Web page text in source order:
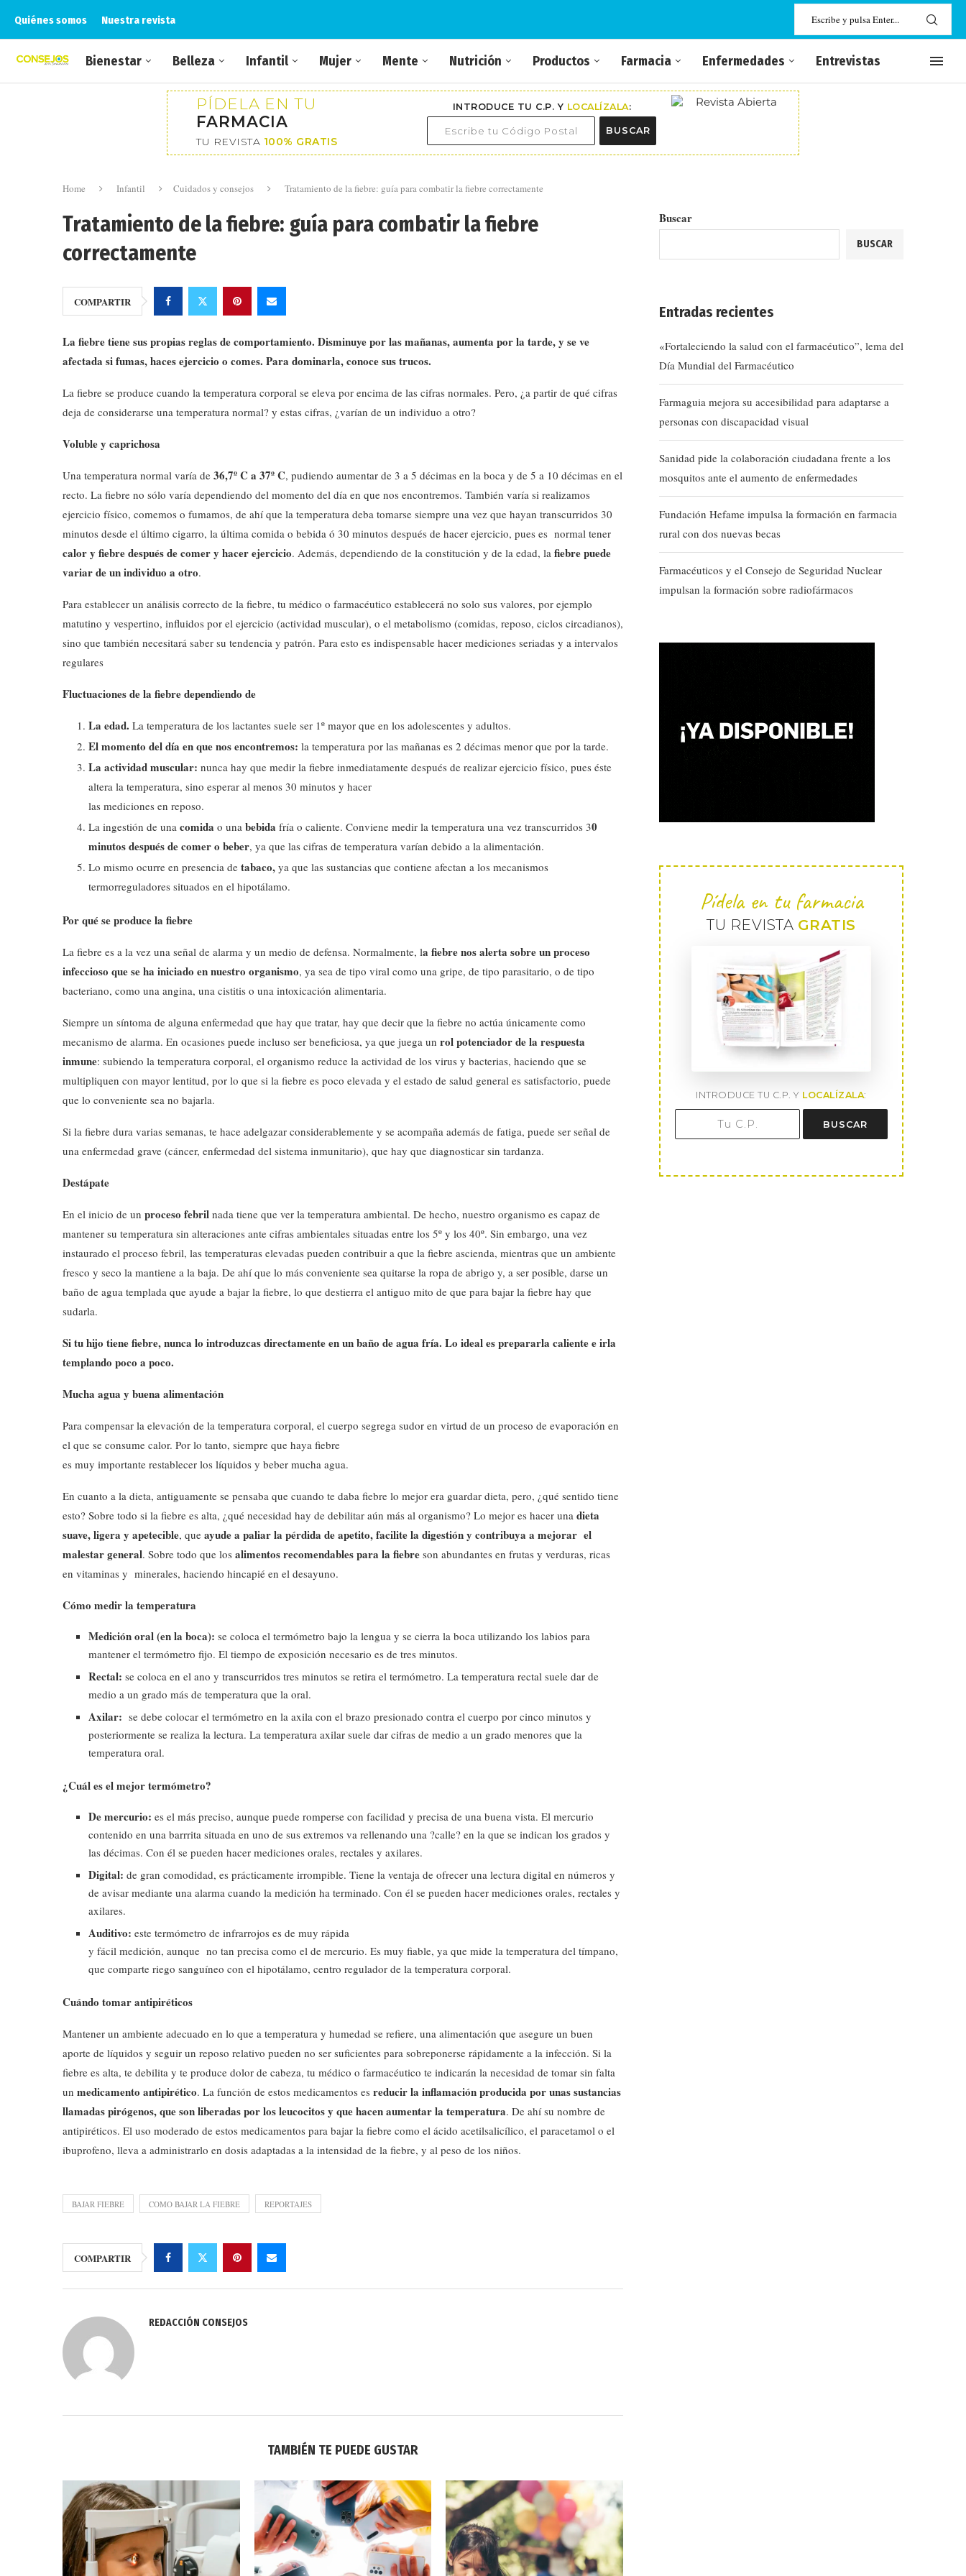
Quiénes somos Nuestra revista
Bienestar Belleza Infantil Mujer Mente Nutrición Productos Farmacia Enfermedades Entrevistas
PÍDELA EN TU
FARMACIA
TU REVISTA 100% GRATIS
INTRODUCE TU C.P. Y LOCALÍZALA:
BUSCAR
Home Infantil Cuidados y consejos Tratamiento de la fiebre: guía para combatir la fiebre correctamente
Tratamiento de la fiebre: guía para combatir la fiebre
correctamente
COMPARTIR
La fiebre tiene sus propias reglas de comportamiento. Disminuye por las mañanas, aumenta por la tarde, y se ve
afectada si fumas, haces ejercicio o comes. Para dominarla, conoce sus trucos.
La fiebre se produce cuando la temperatura corporal se eleva por encima de las cifras normales. Pero, ¿a partir de qué cifras
deja de considerarse una temperatura normal? y estas cifras, ¿varían de un individuo a otro?
Voluble y caprichosa
Una temperatura normal varía de 36,7º C a 37º C, pudiendo aumentar de 3 a 5 décimas en la boca y de 5 a 10 décimas en el
recto. La fiebre no sólo varía dependiendo del momento del día en que nos encontremos. También varía si realizamos
ejercicio físico, comemos o fumamos, de ahí que la temperatura deba tomarse siempre una vez que hayan transcurridos 30
minutos desde el último cigarro, la última comida o bebida ó 30 minutos después de hacer ejercicio, pues es normal tener
calor y fiebre después de comer y hacer ejercicio. Además, dependiendo de la constitución y de la edad, la fiebre puede
variar de un individuo a otro.
Para establecer un análisis correcto de la fiebre, tu médico o farmacéutico establecerá no solo sus valores, por ejemplo
matutino y vespertino, influidos por el ejercicio (actividad muscular), o el metabolismo (comidas, reposo, ciclos circadianos),
sino que también necesitará saber su tendencia y patrón. Para esto es indispensable hacer mediciones seriadas y a intervalos
regulares
Fluctuaciones de la fiebre dependiendo de
La edad. La temperatura de los lactantes suele ser 1º mayor que en los adolescentes y adultos.
El momento del día en que nos encontremos: la temperatura por las mañanas es 2 décimas menor que por la tarde.
La actividad muscular: nunca hay que medir la fiebre inmediatamente después de realizar ejercicio físico, pues éste
altera la temperatura, sino esperar al menos 30 minutos y hacer
las mediciones en reposo.
La ingestión de una comida o una bebida fría o caliente. Conviene medir la temperatura una vez transcurridos 30
minutos después de comer o beber, ya que las cifras de temperatura varían debido a la alimentación.
Lo mismo ocurre en presencia de tabaco, ya que las sustancias que contiene afectan a los mecanismos
termorreguladores situados en el hipotálamo.
Por qué se produce la fiebre
La fiebre es a la vez una señal de alarma y un medio de defensa. Normalmente, la fiebre nos alerta sobre un proceso
infeccioso que se ha iniciado en nuestro organismo, ya sea de tipo viral como una gripe, de tipo parasitario, o de tipo
bacteriano, como una angina, una cistitis o una intoxicación alimentaria.
Siempre un síntoma de alguna enfermedad que hay que tratar, hay que decir que la fiebre no actúa únicamente como
mecanismo de alarma. En ocasiones puede incluso ser beneficiosa, ya que juega un rol potenciador de la respuesta
inmune: subiendo la temperatura corporal, el organismo reduce la actividad de los virus y bacterias, haciendo que se
multipliquen con mayor lentitud, por lo que si la fiebre es poco elevada y el estado de salud general es satisfactorio, puede
que lo conveniente sea no bajarla.
Si la fiebre dura varias semanas, te hace adelgazar considerablemente y se acompaña además de fatiga, puede ser señal de
una enfermedad grave (cáncer, enfermedad del sistema inmunitario), que hay que diagnosticar sin tardanza.
Destápate
En el inicio de un proceso febril nada tiene que ver la temperatura ambiental. De hecho, nuestro organismo es capaz de
mantener su temperatura sin alteraciones ante cifras ambientales situadas entre los 5º y los 40º. Sin embargo, una vez
instaurado el proceso febril, las temperaturas elevadas pueden contribuir a que la fiebre ascienda, mientras que un ambiente
fresco y seco la mantiene a la baja. De ahí que lo más conveniente sea quitarse la ropa de abrigo y, a ser posible, darse un
baño de agua templada que ayude a bajar la fiebre, lo que destierra el antiguo mito de que para bajar la fiebre hay que
sudarla.
Si tu hijo tiene fiebre, nunca lo introduzcas directamente en un baño de agua fría. Lo ideal es prepararla caliente e irla
templando poco a poco.
Mucha agua y buena alimentación
Para compensar la elevación de la temperatura corporal, el cuerpo segrega sudor en virtud de un proceso de evaporación en
el que se consume calor. Por lo tanto, siempre que haya fiebre
es muy importante restablecer los líquidos y beber mucha agua.
En cuanto a la dieta, antiguamente se pensaba que cuando te daba fiebre lo mejor era guardar dieta, pero, ¿qué sentido tiene
esto? Sobre todo si la fiebre es alta, ¿qué necesidad hay de debilitar aún más al organismo? Lo mejor es hacer una dieta
suave, ligera y apetecible, que ayude a paliar la pérdida de apetito, facilite la digestión y contribuya a mejorar el
malestar general. Sobre todo que los alimentos recomendables para la fiebre son abundantes en frutas y verduras, ricas
en vitaminas y minerales, haciendo hincapié en el desayuno.
Cómo medir la temperatura
Medición oral (en la boca): se coloca el termómetro bajo la lengua y se cierra la boca utilizando los labios para
mantener el termómetro fijo. El tiempo de exposición necesario es de tres minutos.
Rectal: se coloca en el ano y transcurridos tres minutos se retira el termómetro. La temperatura rectal suele dar de
medio a un grado más de temperatura que la oral.
Axilar: se debe colocar el termómetro en la axila con el brazo presionado contra el cuerpo por cinco minutos y
posteriormente se realiza la lectura. La temperatura axilar suele dar cifras de medio a un grado menores que la
temperatura oral.
¿Cuál es el mejor termómetro?
De mercurio: es el más preciso, aunque puede romperse con facilidad y precisa de una buena vista. El mercurio
contenido en una barrrita situada en uno de sus extremos va rellenando una ?calle? en la que se indican los grados y
las décimas. Con él se pueden hacer mediciones orales, rectales y axilares.
Digital: de gran comodidad, es prácticamente irrompible. Tiene la ventaja de ofrecer una lectura digital en números y
de avisar mediante una alarma cuando la medición ha terminado. Con él se pueden hacer mediciones orales, rectales y
axilares.
Auditivo: este termómetro de infrarrojos es de muy rápida
y fácil medición, aunque no tan precisa como el de mercurio. Es muy fiable, ya que mide la temperatura del tímpano,
que comparte riego sanguíneo con el hipotálamo, centro regulador de la temperatura corporal.
Cuándo tomar antipiréticos
Mantener un ambiente adecuado en lo que a temperatura y humedad se refiere, una alimentación que asegure un buen
aporte de líquidos y seguir un reposo relativo pueden no ser suficientes para sobreponerse rápidamente a la infección. Si la
fiebre es alta, te debilita y te produce dolor de cabeza, tu médico o farmacéutico te indicarán la necesidad de tomar sin falta
un medicamento antipirético. La función de estos medicamentos es reducir la inflamación producida por unas sustancias
llamadas pirógenos, que son liberadas por los leucocitos y que hacen aumentar la temperatura. De ahí su nombre de
antipiréticos. El uso moderado de estos medicamentos para bajar la fiebre como el ácido acetilsalicílico, el paracetamol o el
ibuprofeno, lleva a administrarlo en dosis adaptadas a la intensidad de la fiebre, y al peso de los niños.
BAJAR FIEBRE COMO BAJAR LA FIEBRE REPORTAJES
COMPARTIR
REDACCIÓN CONSEJOS
TAMBIÉN TE PUEDE GUSTAR
Buscar
BUSCAR
Entradas recientes
«Fortaleciendo la salud con el farmacéutico”, lema del
Día Mundial del Farmacéutico
Farmaguia mejora su accesibilidad para adaptarse a
personas con discapacidad visual
Sanidad pide la colaboración ciudadana frente a los
mosquitos ante el aumento de enfermedades
Fundación Hefame impulsa la formación en farmacia
rural con dos nuevas becas
Farmacéuticos y el Consejo de Seguridad Nuclear
impulsan la formación sobre radiofármacos
Pídela en tu farmacia
TU REVISTA GRATIS
INTRODUCE TU C.P. Y LOCALÍZALA:
BUSCAR